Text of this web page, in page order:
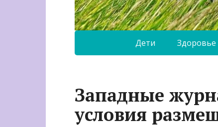
Дети Здоровье
Западные
условия